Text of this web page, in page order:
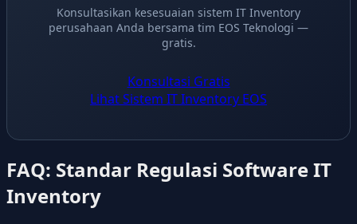
Konsultasikan kesesuaian sistem IT Inventory
perusahaan Anda bersama tim EOS Teknologi —
gratis.
Konsultasi Gratis
Lihat Sistem IT Inventory EOS
FAQ: Standar Regulasi Software IT
Inventory